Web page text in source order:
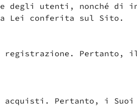
degli utenti, nonché di
Lei conferita sul Sito.
Pertanto, il
Pertanto, i